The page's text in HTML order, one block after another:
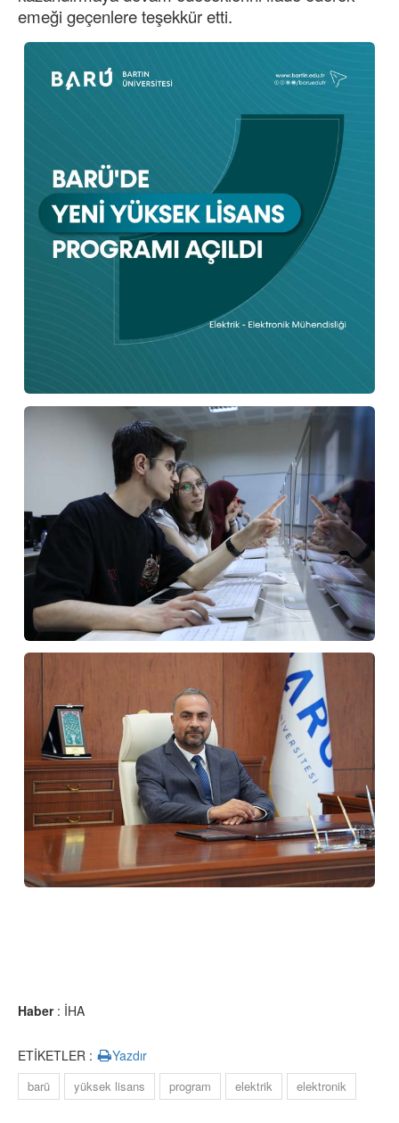
emeği geçenlere teşekkür etti.
Haber: İHA
ETİKETLER : Yazdır
barü yüksek lisans program elektrik elektronik